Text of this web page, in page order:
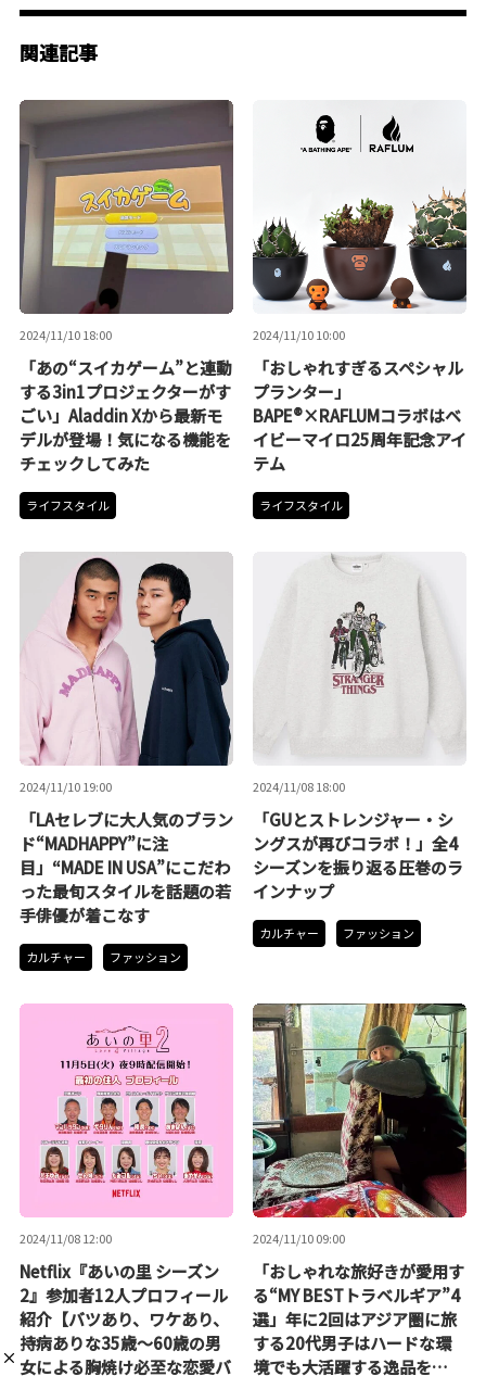
関連記事
2024/11/10 18:00
「あの“スイカゲーム”と連動
する3in1プロジェクターがす
ごい」Aladdin Xから最新モ
デルが登場！気になる機能を
チェックしてみた
ライフスタイル
2024/11/10 10:00
「おしゃれすぎるスペシャル
プランター」
BAPE®×RAFLUMコラボはベ
イビーマイロ25周年記念アイ
テム
ライフスタイル
2024/11/10 19:00
「LAセレブに大人気のブラン
ド“MADHAPPY”に注
目」“MADE IN USA”にこだわ
った最旬スタイルを話題の若
手俳優が着こなす
カルチャー ファッション
2024/11/08 18:00
「GUとストレンジャー・シ
ングスが再びコラボ！」全4
シーズンを振り返る圧巻のラ
インナップ
カルチャー ファッション
2024/11/08 12:00
Netflix『あいの里 シーズン
2』参加者12人プロフィール
紹介【バツあり、ワケあり、
持病ありな35歳～60歳の男
女による胸焼け必至な恋愛バ
2024/11/10 09:00
「おしゃれな旅好きが愛用す
る“MY BESTトラベルギア”4
選」年に2回はアジア圏に旅
する20代男子はハードな環
境でも大活躍する逸品を…